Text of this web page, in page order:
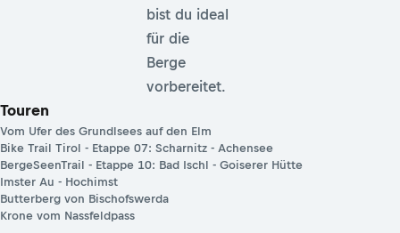
bist du ideal
für die
Berge
vorbereitet.
Touren
Vom Ufer des Grundlsees auf den Elm
Bike Trail Tirol - Etappe 07: Scharnitz - Achensee
BergeSeenTrail - Etappe 10: Bad Ischl - Goiserer Hütte
Imster Au - Hochimst
Butterberg von Bischofswerda
Krone vom Nassfeldpass